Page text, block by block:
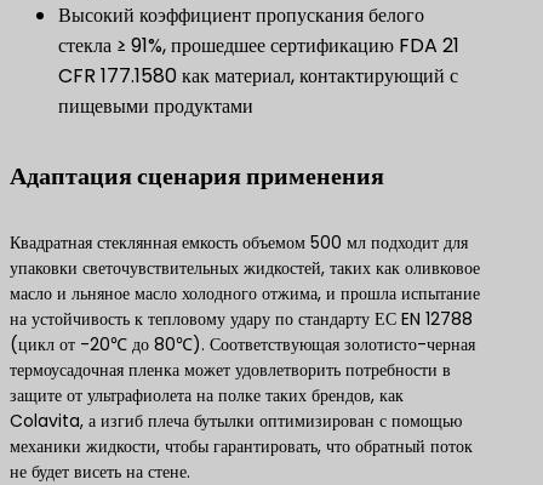
Высокий коэффициент пропускания белого
стекла ≥ 91%, прошедшее сертификацию FDA 21
CFR 177.1580 как материал, контактирующий с
пищевыми продуктами
Адаптация сценария применения
Квадратная стеклянная емкость объемом 500 мл подходит для
упаковки светочувствительных жидкостей, таких как оливковое
масло и льняное масло холодного отжима, и прошла испытание
на устойчивость к тепловому удару по стандарту ЕС EN 12788
(цикл от -20℃ до 80℃). Соответствующая золотисто-черная
термоусадочная пленка может удовлетворить потребности в
защите от ультрафиолета на полке таких брендов, как
Colavita, а изгиб плеча бутылки оптимизирован с помощью
механики жидкости, чтобы гарантировать, что обратный поток
не будет висеть на стене.